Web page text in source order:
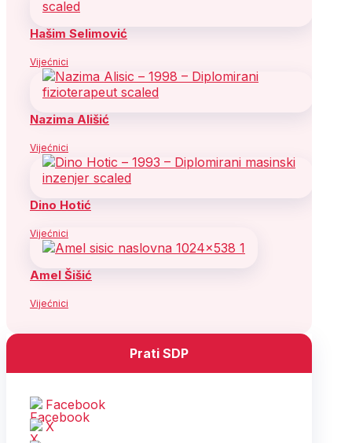
Hašim Selimović
Vijećnici
Nazima Ališić
Vijećnici
Dino Hotić
Vijećnici
Amel Šišić
Vijećnici
Prati SDP
Facebook
X